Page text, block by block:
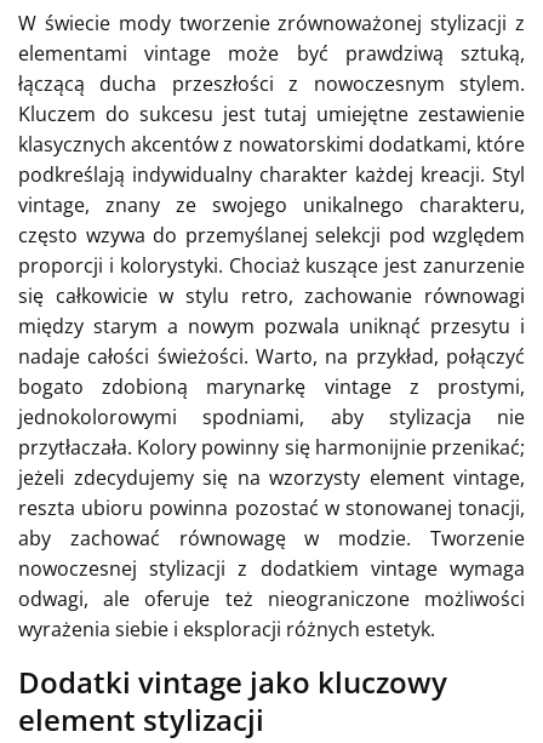
W świecie mody tworzenie zrównoważonej stylizacji z
elementami vintage może być prawdziwą sztuką,
łączącą ducha przeszłości z nowoczesnym stylem.
Kluczem do sukcesu jest tutaj umiejętne zestawienie
klasycznych akcentów z nowatorskimi dodatkami, które
podkreślają indywidualny charakter każdej kreacji. Styl
vintage, znany ze swojego unikalnego charakteru,
często wzywa do przemyślanej selekcji pod względem
proporcji i kolorystyki. Chociaż kuszące jest zanurzenie
się całkowicie w stylu retro, zachowanie równowagi
między starym a nowym pozwala uniknąć przesytu i
nadaje całości świeżości. Warto, na przykład, połączyć
bogato zdobioną marynarkę vintage z prostymi,
jednokolorowymi spodniami, aby stylizacja nie
przytłaczała. Kolory powinny się harmonijnie przenikać;
jeżeli zdecydujemy się na wzorzysty element vintage,
reszta ubioru powinna pozostać w stonowanej tonacji,
aby zachować równowagę w modzie. Tworzenie
nowoczesnej stylizacji z dodatkiem vintage wymaga
odwagi, ale oferuje też nieograniczone możliwości
wyrażenia siebie i eksploracji różnych estetyk.
Dodatki vintage jako kluczowy
element stylizacji